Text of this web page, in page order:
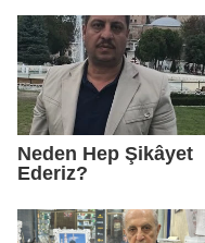
Neden Hep Şikâyet
Ederiz?